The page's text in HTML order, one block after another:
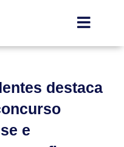
destaca
e